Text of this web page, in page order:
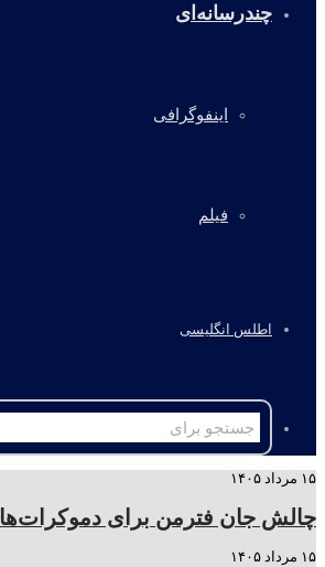
چندرسانه‌ای
اینفوگرافی
فیلم
اطلس انگلیسی
۱۵ مرداد ۱۴۰۵
چالش جان فترمن برای دموکرات‌ها
۱۵ مرداد ۱۴۰۵